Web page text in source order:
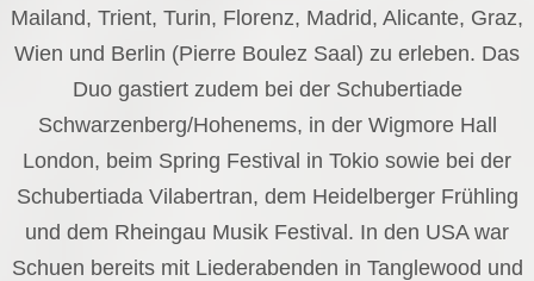
Mailand, Trient, Turin, Florenz, Madrid, Alicante, Graz,
Wien und Berlin (Pierre Boulez Saal) zu erleben. Das
Duo gastiert zudem bei der Schubertiade
Schwarzenberg/Hohenems, in der Wigmore Hall
London, beim Spring Festival in Tokio sowie bei der
Schubertiada Vilabertran, dem Heidelberger Frühling
und dem Rheingau Musik Festival. In den USA war
Schuen bereits mit Liederabenden in Tanglewood und